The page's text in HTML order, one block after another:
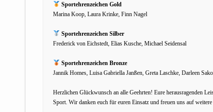
Sportehrenzeichen Gold
Marina Koop, Laura Krinke, Finn Nagel
Sportehrenzeichen Silber
Frederick von Eichstedt, Elias Kusche, Michael Seidensal
Sportehrenzeichen Bronze
Jannik Homes, Luisa Gabriella Janßen, Greta Laschke, Darleen
Herzlichen Glückwunsch an alle Geehrten! Eure herausragenden
Sport. Wir danken euch für euren Einsatz und freuen uns auf